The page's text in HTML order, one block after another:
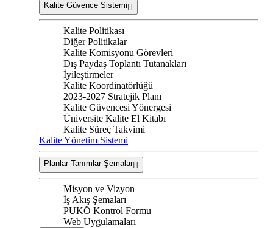
Kalite Güvence Sistemi
Kalite Politikası
Diğer Politikalar
Kalite Komisyonu Görevleri
Dış Paydaş Toplantı Tutanakları
İyileştirmeler
Kalite Koordinatörlüğü
2023-2027 Stratejik Planı
Kalite Güvencesi Yönergesi
Üniversite Kalite El Kitabı
Kalite Süreç Takvimi
Kalite Yönetim Sistemi
Planlar-Tanımlar-Şemalar
Misyon ve Vizyon
İş Akış Şemaları
PUKÖ Kontrol Formu
Web Uygulamaları